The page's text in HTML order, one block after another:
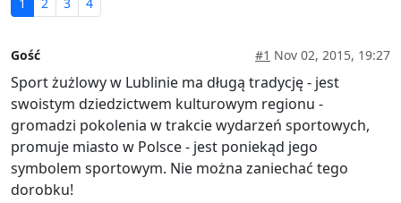
1 2 3 4
Gość #1 Nov 02, 2015, 19:27
Sport żużlowy w Lublinie ma długą tradycję - jest
swoistym dziedzictwem kulturowym regionu -
gromadzi pokolenia w trakcie wydarzeń sportowych,
promuje miasto w Polsce - jest poniekąd jego
symbolem sportowym. Nie można zaniechać tego
dorobku!